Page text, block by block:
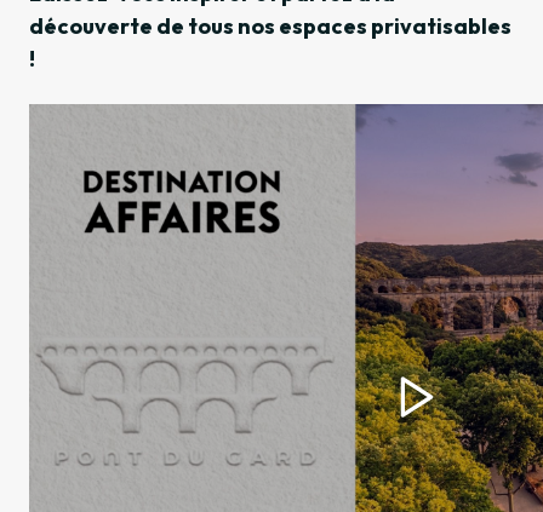
découverte de tous nos espaces privatisables
!